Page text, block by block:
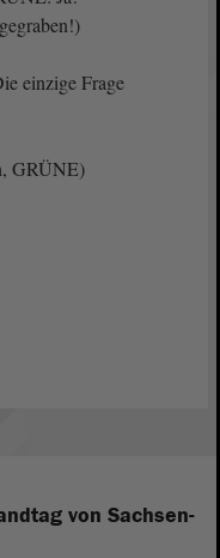
einzige Frage
GRÜNE)
von Sachsen-